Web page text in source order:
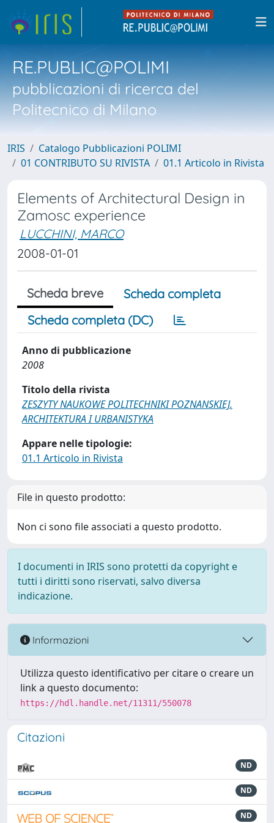
RE.PUBLIC@POLIMI
pubblicazioni di ricerca del
Politecnico di Milano
IRIS
Catalogo Pubblicazioni POLIMI
01 CONTRIBUTO SU RIVISTA
01.1 Articolo in Rivista
Elements of Architectural Design in
Zamosc experience
LUCCHINI, MARCO
2008-01-01
Scheda breve
Scheda completa
Scheda completa (DC)
Anno di pubblicazione
2008
Titolo della rivista
ZESZYTY NAUKOWE POLITECHNIKI POZNANSKIEJ.
ARCHITEKTURA I URBANISTYKA
Appare nelle tipologie:
01.1 Articolo in Rivista
File in questo prodotto:
Non ci sono file associati a questo prodotto.
I documenti in IRIS sono protetti da copyright e
tutti i diritti sono riservati, salvo diversa
indicazione.
Informazioni
Utilizza questo identificativo per citare o creare un
link a questo documento:
https://hdl.handle.net/11311/550078
Citazioni
ND
ND
ND